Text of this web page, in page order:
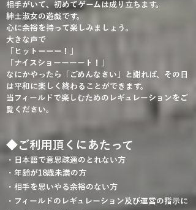
相手がいて、初めてゲームは成り立ちます。
紳士淑女の遊戯です。
心に余裕を持って楽しみましょう。
大きな声で
「ヒットーーー！」
「ナイスショーーーート！」
なにかやったら「ごめんなさい」と謝れば、その日
は平和に楽しく終わることができます。
​当フィールドで楽しむためのレギュレーションをご
覧ください。
◆ご利用頂くにあたって
・日本語で意思疎通のとれない方
​・年齢が18歳未満の方
​​・相手を思いやる余裕のない方
​​・フィールドのレギュレーション及び運営の指示に